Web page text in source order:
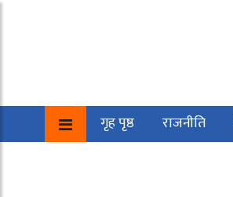
गृह पृष्ठ राजनीति